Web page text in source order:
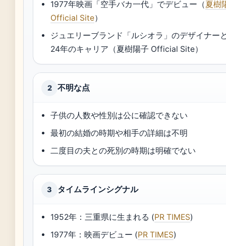
1977年映画「空手バカ一代」でデビュー（夏樹
Official Site）
ジュエリーブランド「ルシオラ」のデザイナー
24年のキャリア（夏樹陽子 Official Site）
2 不明な点
子供の人数や性別は公に確認できない
最初の結婚の時期や相手の詳細は不明
二度目の夫との死別の時期は明確でない
3 タイムラインシグナル
1952年：三重県に生まれる (PR TIMES)
1977年：映画デビュー (PR TIMES)